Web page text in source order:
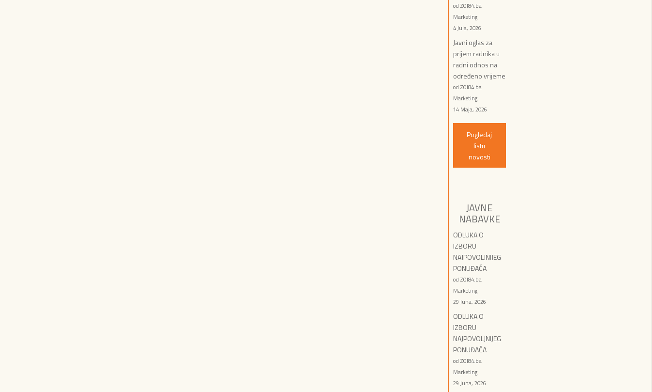
od ZOI84.ba
Marketing
4 Jula, 2026
Javni oglas za
prijem radnika u
radni odnos na
određeno vrijeme
od ZOI84.ba
Marketing
14 Maja, 2026
Pogledaj
listu
novosti
JAVNE
NABAVKE
ODLUKA O
IZBORU
NAJPOVOLJNIJEG
PONUĐAČA
od ZOI84.ba
Marketing
29 Juna, 2026
ODLUKA O
IZBORU
NAJPOVOLJNIJEG
PONUĐAČA
od ZOI84.ba
Marketing
29 Juna, 2026